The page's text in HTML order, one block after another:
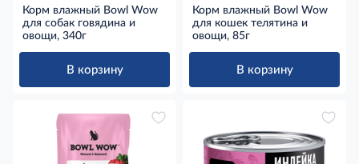
Корм влажный Bowl Wow
для собак говядина и
овощи, 340г
В корзину
Корм влажный Bowl Wow
для кошек телятина и
овощи, 85г
В корзину